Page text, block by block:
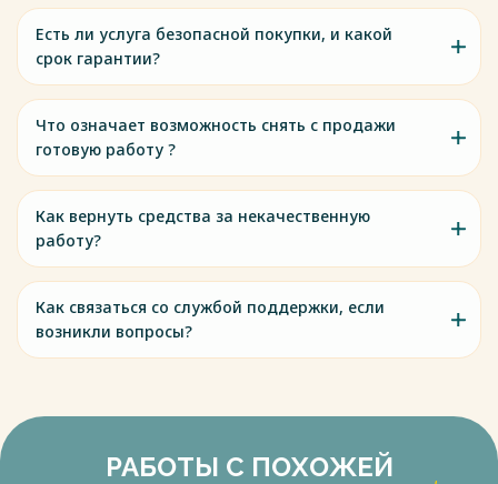
Есть ли услуга безопасной покупки, и какой
срок гарантии?
Что означает возможность снять с продажи
готовую работу ?
Как вернуть средства за некачественную
работу?
Как связаться со службой поддержки, если
возникли вопросы?
РАБОТЫ С ПОХОЖЕЙ